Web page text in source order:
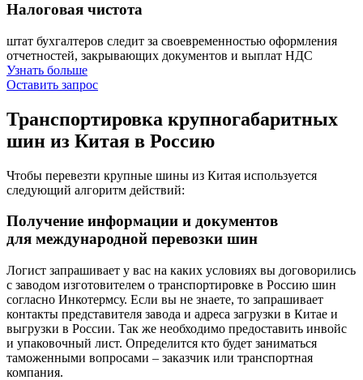
Налоговая чистота
штат бухгалтеров следит за своевременностью оформления
отчетностей, закрывающих документов и выплат НДС
Узнать больше
Оставить запрос
Транспортировка крупногабаритных
шин из Китая в Россию
Чтобы перевезти крупные шины из Китая используется
следующий алгоритм действий:
Получение информации и документов
для международной перевозки шин
Логист запрашивает у вас на каких условиях вы договорились
с заводом изготовителем о транспортировке в Россию шин
согласно Инкотермсу. Если вы не знаете, то запрашивает
контакты представителя завода и адреса загрузки в Китае и
выгрузки в России. Так же необходимо предоставить инвойс
и упаковочный лист. Определится кто будет заниматься
таможенными вопросами – заказчик или транспортная
компания.